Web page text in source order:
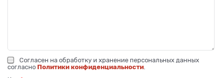
Согласен на обработку и хранение персональных данных
согласно Политики конфиденциальности.